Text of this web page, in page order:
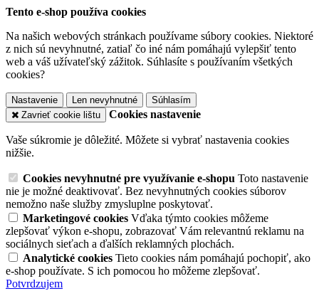
Tento e-shop používa cookies
Na našich webových stránkach používame súbory cookies. Niektoré
z nich sú nevyhnutné, zatiaľ čo iné nám pomáhajú vylepšiť tento
web a váš užívateľský zážitok. Súhlasíte s používaním všetkých
cookies?
Nastavenie Len nevyhnutné
Súhlasím
Zavrieť cookie lištu
Cookies nastavenie
Vaše súkromie je dôležité. Môžete si vybrať nastavenia cookies
nižšie.
Cookies nevyhnutné pre využívanie e-shopu Toto nastavenie
nie je možné deaktivovať. Bez nevyhnutných cookies súborov
nemožno naše služby zmysluplne poskytovať.
Marketingové cookies Vďaka týmto cookies môžeme
zlepšovať výkon e-shopu, zobrazovať Vám relevantnú reklamu na
sociálnych sieťach a ďalších reklamných plochách.
Analytické cookies Tieto cookies nám pomáhajú pochopiť, ako
e-shop používate. S ich pomocou ho môžeme zlepšovať.
Potvrdzujem